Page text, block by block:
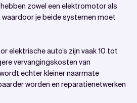
zowel een elektromotor als
je beide systemen moet
elektrische auto’s zijn vaak 10 tot
vervangingskosten van
echter kleiner naarmate
worden en reparatienetwerken